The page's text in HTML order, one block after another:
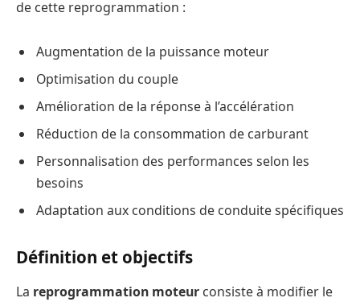
de cette reprogrammation :
Augmentation de la puissance moteur
Optimisation du couple
Amélioration de la réponse à l’accélération
Réduction de la consommation de carburant
Personnalisation des performances selon les
besoins
Adaptation aux conditions de conduite spécifiques
Définition et objectifs
La reprogrammation moteur consiste à modifier le